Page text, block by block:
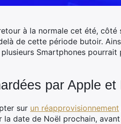
à la normale cet été,
de cette période butoir.
Smartphones
par Apple et
sur un réapprovisionnement
la date de Noël prochain,